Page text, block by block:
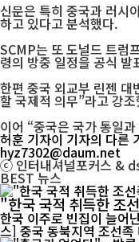
신문은 특히 중국과 러시
하고 있다고 분석했다.
SCMP는 또 도널드 트럼
령의 방중 일정을 공식
한편 중국 외교부 린젠
할 국제적 의무”라고 강
이어 “중국은 국가 통일
허훈 기자이 기자의 다른
hyz7302@daum.net
ⓒ 인터내셔널포커스 &
BEST뉴스
"한국 국적 취득한 조
한국 이주로 빈집이 늘어난
스] 중국 동북지역 조선